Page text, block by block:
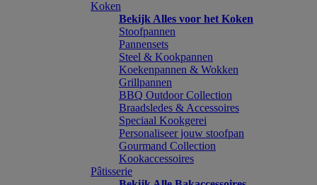
Koken
Bekijk Alles voor het Koken
Stoofpannen
Pannensets
Steel & Kookpannen
Koekenpannen & Wokken
Grillpannen
BBQ Outdoor Collection
Braadsledes & Accessoires
Speciaal Kookgerei
Personaliseer jouw stoofpan
Gourmand Collection
Kookaccessoires
Pâtisserie